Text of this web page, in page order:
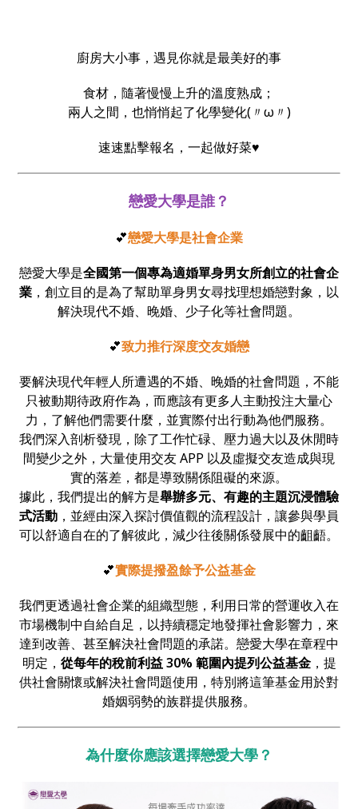
廚房大小事，遇見你就是最美好的事
食材，隨著慢慢上升的溫度熟成；
兩人之間，也悄悄起了化學變化(〃ω〃)
速速點擊報名，一起做好菜♥
戀愛大學是誰？
💕戀愛大學是社會企業
戀愛大學是全國第一個專為適婚單身男女所創立的社會企
業 ，創立目的是為了幫助單身男女尋找理想婚戀對象，以
解決現代不婚、晚婚、少子化等社會問題。
💕致力推行深度交友婚戀
要解決現代年輕人所遭遇的不婚、晚婚的社會問題，不能
只被動期待政府作為，而應該有更多人主動投注大量心
力，了解他們需要什麼，並實際付出行動為他們服務。
我們深入剖析發現，除了工作忙碌、壓力過大以及休閒時
間變少之外，大量使用交友 APP 以及虛擬交友造成與現
實的落差，都是導致關係阻礙的來源。
據此，我們提出的解方是舉辦多元、有趣的主題沉浸體驗
式活動 ，並經由深入探討價值觀的流程設計，讓參與學員
可以舒適自在的了解彼此，減少往後關係發展中的齟齬。
💕實際提撥盈餘予公益基金
我們更透過社會企業的組織型態，利用日常的營運收入在
市場機制中自給自足，以持續穩定地發揮社會影響力，來
達到改善、甚至解決社會問題的承諾。戀愛大學在章程中
明定， 從每年的稅前利益 30% 範圍內提列公益基金，提
供社會關懷或解決社會問題使用，特別將這筆基金用於對
婚姻弱勢的族群提供服務。
為什麼你應該選擇戀愛大學？